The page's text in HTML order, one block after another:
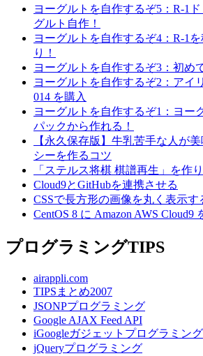
ヨーグルトを自作するぞ5：R-1
グルト自作！
ヨーグルトを自作するぞ4：R-1
り！
ヨーグルトを自作するぞ3：初め
ヨーグルトを自作するぞ2：アイ
014 を購入
ヨーグルトを自作するぞ1：ヨー
パックから作れる！
【永久保存版】牛乳苦手な人が
シーを作るコツ
「ステルス将棋 棋譜再生」を作
Cloud9とGitHubを連携させる
CSSで長方形の画像を丸く表示す
CentOS 8 に Amazon AWS Cloud9
プログラミングTIPS
airappli.com
TIPSまとめ2007
JSONPプログラミング
Google AJAX Feed API
iGoogleガジェットプログラミング
jQueryプログラミング